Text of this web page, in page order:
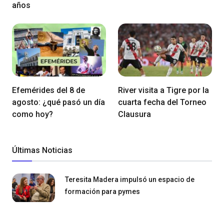
años
Efemérides del 8 de
agosto: ¿qué pasó un día
como hoy?
River visita a Tigre por la
cuarta fecha del Torneo
Clausura
Últimas Noticias
Teresita Madera impulsó un espacio de
formación para pymes